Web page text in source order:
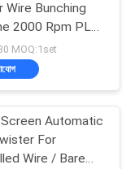
Wire Bunching
2000 Rpm PLC
MOQ:1set
Automatic
For
Wire / Bare